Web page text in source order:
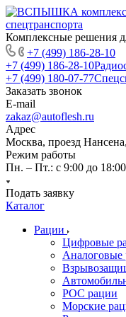
Комплексные решения
+7 (499) 186-28-10
+7 (499) 186-28-10
+7 (499) 180-07-77
Заказать звонок
E-mail
zakaz@autoflesh.ru
Адрес
Москва, проезд
Режим работы
Пн. – Пт.: с 9:00 до
Подать заявку
Каталог
Рации
Цифровые
Аналоговые
POC рации
Морские